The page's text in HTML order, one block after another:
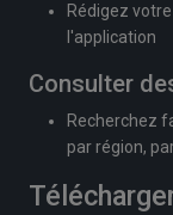
Rédigez
l'application
Consulter
Recherchez
par région,